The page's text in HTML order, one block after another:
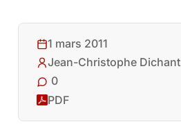
1 mars 2011
Jean-Christophe Dichant
0
PDF